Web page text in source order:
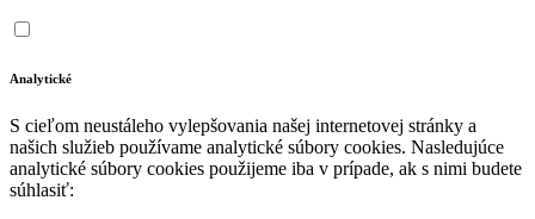
Analytické
S cieľom neustáleho vylepšovania našej internetovej stránky a
našich služieb používame analytické súbory cookies. Nasledujúce
analytické súbory cookies použijeme iba v prípade, ak s nimi budete
súhlasiť: